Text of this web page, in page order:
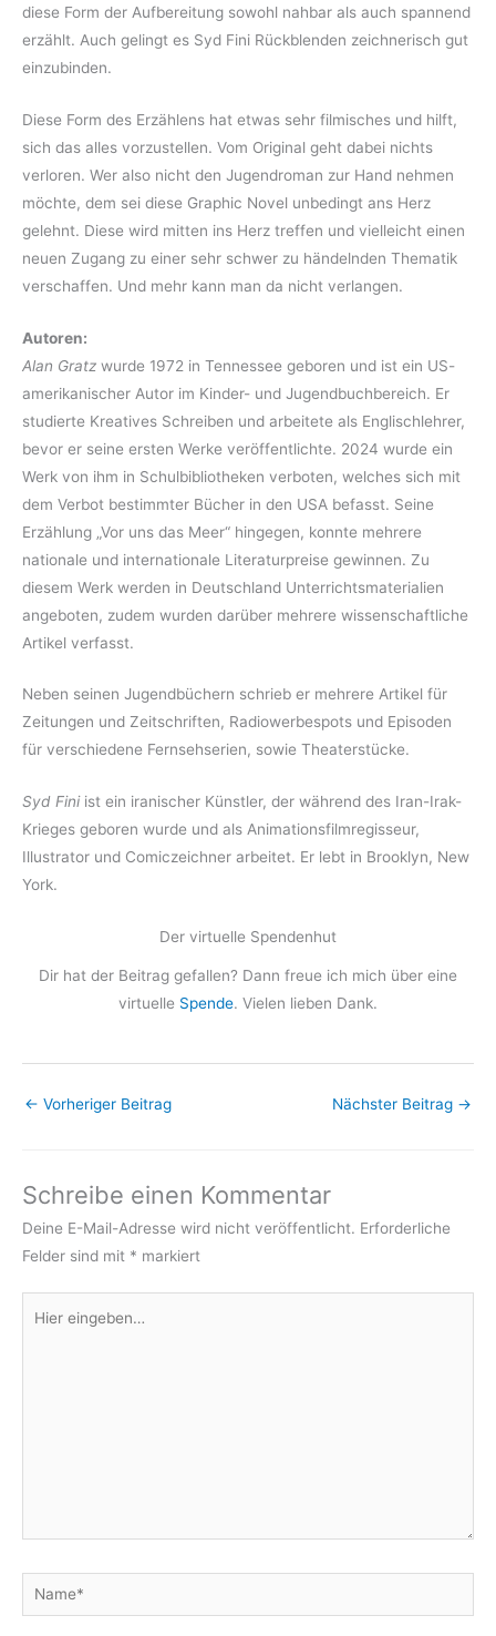
diese Form der Aufbereitung sowohl nahbar als auch spannend
erzählt. Auch gelingt es Syd Fini Rückblenden zeichnerisch gut
einzubinden.
Diese Form des Erzählens hat etwas sehr filmisches und hilft,
sich das alles vorzustellen. Vom Original geht dabei nichts
verloren. Wer also nicht den Jugendroman zur Hand nehmen
möchte, dem sei diese Graphic Novel unbedingt ans Herz
gelehnt. Diese wird mitten ins Herz treffen und vielleicht einen
neuen Zugang zu einer sehr schwer zu händelnden Thematik
verschaffen. Und mehr kann man da nicht verlangen.
Autoren:
Alan Gratz wurde 1972 in Tennessee geboren und ist ein US-
amerikanischer Autor im Kinder- und Jugendbuchbereich. Er
studierte Kreatives Schreiben und arbeitete als Englischlehrer,
bevor er seine ersten Werke veröffentlichte. 2024 wurde ein
Werk von ihm in Schulbibliotheken verboten, welches sich mit
dem Verbot bestimmter Bücher in den USA befasst. Seine
Erzählung „Vor uns das Meer“ hingegen, konnte mehrere
nationale und internationale Literaturpreise gewinnen. Zu
diesem Werk werden in Deutschland Unterrichtsmaterialien
angeboten, zudem wurden darüber mehrere wissenschaftliche
Artikel verfasst.
Neben seinen Jugendbüchern schrieb er mehrere Artikel für
Zeitungen und Zeitschriften, Radiowerbespots und Episoden
für verschiedene Fernsehserien, sowie Theaterstücke.
Syd Fini ist ein iranischer Künstler, der während des Iran-Irak-
Krieges geboren wurde und als Animationsfilmregisseur,
Illustrator und Comiczeichner arbeitet. Er lebt in Brooklyn, New
York.
Der virtuelle Spendenhut
Dir hat der Beitrag gefallen? Dann freue ich mich über eine
virtuelle Spende. Vielen lieben Dank.
← Vorheriger Beitrag Nächster Beitrag →
Schreibe einen Kommentar
Deine E-Mail-Adresse wird nicht veröffentlicht. Erforderliche
Felder sind mit * markiert
eingeben…
Name*